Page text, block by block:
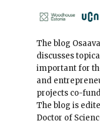
The blog
discusses
important for
and
projects co-
The blog is
Doctor of